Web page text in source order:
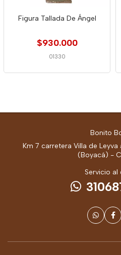
Figura Tallada De Ángel
$930.000
01330
Bonito
Km 7 carretera Villa de
(Boyacá) -
Servicio al